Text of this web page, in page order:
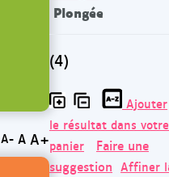
Plongée
(4)
Ajouter
le résultat dans votre
panier
Faire une
suggestion Affiner
A- A A+